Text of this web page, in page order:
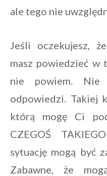
ale tego nie
Jeśli oczekujesz,
masz powiedzieć
nie powiem. Nie
odpowiedzi. Takiej
którą mogę Ci
CZEGOŚ
sytuację mogą być
Zabawne, że